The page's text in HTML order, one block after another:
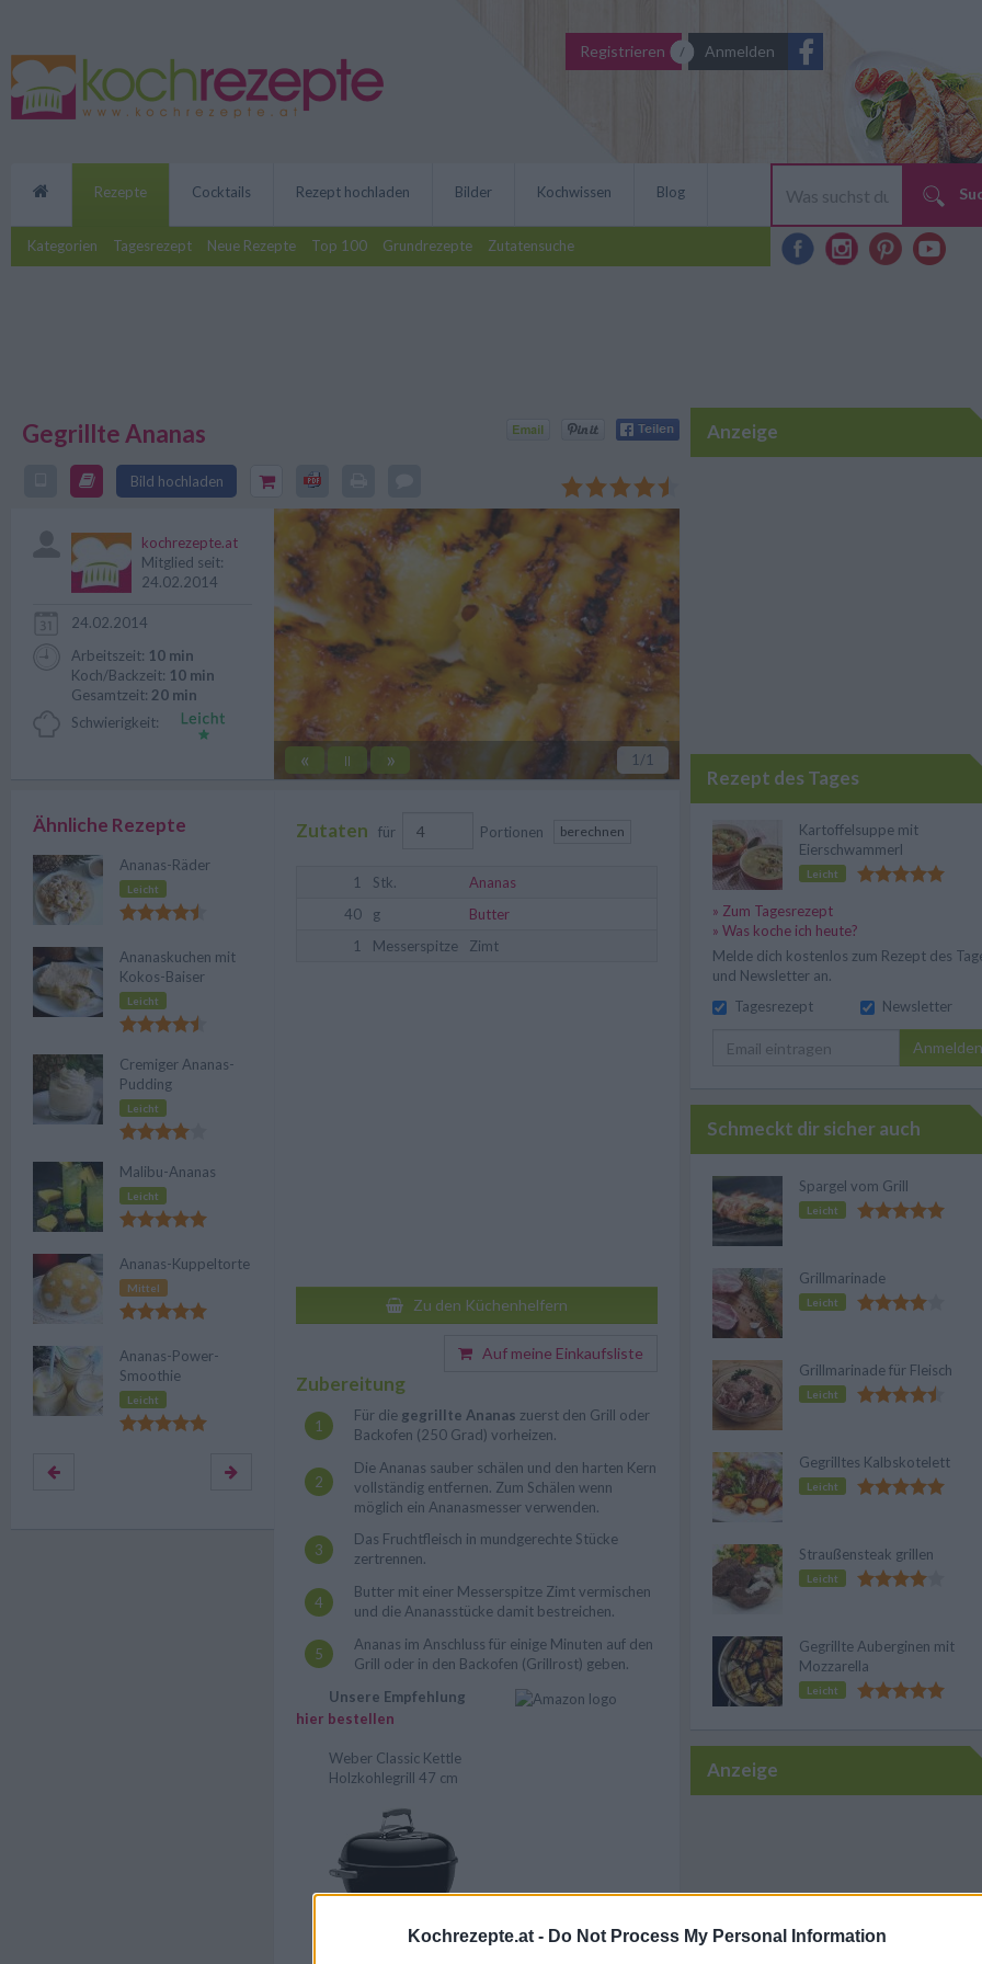
Kochrezepte.at - Do Not Process My Personal Information
Registrieren Anmelden
Rezepte
Kategorien Tagesrezept Neue Rezepte Top 100 Grundrezepte Zutatensuche
Cocktails Rezept hochladen Bilder Kochwissen Blog
Gegrillte Ananas
Bild hochladen
Süßspeisen oder Fisch und Fleisch. Das Rezept macht Spaß
und gelingt immer.
« || » 1 /1
kochrezepte.at
Mitglied seit:
24.02.2014
24.02.2014
Arbeitszeit: 10 min
Koch/Backzeit: 10 min
Gesamtzeit: 20 min
Schwierigkeit:
Zutaten für Portionen berechnen
1 Stk.
Ananas
40
g
Butter
1
Messerspitze Zimt
Zu den Küchenhelfern
Auf meine Einkaufsliste
Zubereitung
Für die gegrillte Ananas zuerst den Grill oder
Backofen (250 Grad) vorheizen.
Die Ananas sauber schälen und den harten Kern
vollständig entfernen. Zum Schälen wenn
möglich ein Ananasmesser verwenden.
Das Fruchtfleisch in mundgerechte Stücke
zertrennen.
Butter mit einer Messerspitze Zimt vermischen
und die Ananasstücke damit bestreichen.
Ananas im Anschluss für einige Minuten auf den
Grill oder in den Backofen (Grillrost) geben.
Unsere Empfehlung
hier bestellen
Weber Classic Kettle
Holzkohlegrill 47 cm
Ähnliche Rezepte
Ananas-Räder
Leicht
Ananaskuchen mit
Kokos-Baiser
Leicht
Cremiger Ananas-
Pudding
Leicht
Malibu-Ananas
Leicht
Ananas-Kuppeltorte
Mittel
Ananas-Power-
Smoothie
Leicht
Anzeige
Rezept des Tages
Kartoffelsuppe mit
Eierschwammerl
Leicht
» Zum Tagesrezept
» Was koche ich heute?
Melde dich kostenlos zum Rezept des
und Newsletter an.
Tagesrezept
Newsletter
Anmelden
Schmeckt dir sicher auch
Spargel vom Grill
Leicht
Grillmarinade
Leicht
Grillmarinade für Fleisch
Leicht
Gegrilltes Kalbskotelett
Leicht
Straußensteak grillen
Leicht
Gegrillte Auberginen mit
Mozzarella
Leicht
Anzeige